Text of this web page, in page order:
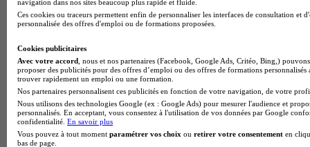
Master CCA en alternance
BTS Ndrc en alternance
BTS Sam en alternance
BTS Sio en alternance
MSc Marketing Digital en alternance
BTS Gpme en alternance
Cap Electricien en alternance
BTS Gpn en alternance
BTS Domotique en alternance
BAC Pro Agora en alternance
BTS Sta en alternance
navigation dans nos sites beaucoup plus rapide et fluide.
Ces cookies ou traceurs permettent enfin de personnaliser les interfaces de consultation et
personnalisée des offres d'emploi ou de formations proposées.
Cookies publicitaires
Avec votre accord , nous et nos partenaires (Facebook, Google Ads, Critéo, Bing,)
proposer des publicités pour des offres d’emploi ou des offres de formations
trouver rapidement un emploi ou une formation.
Nos partenaires personnalisent ces publicités en fonction de votre navigation, de votre
Nous utilisons des technologies Google (ex : Google Ads) pour mesurer l'audience et
personnalisés. En acceptant, vous consentez à l'utilisation de vos données par Google
confidentialité. En savoir plus
Vous pouvez à tout moment paramétrer vos choix ou retirer votre consentement en
bas de page.